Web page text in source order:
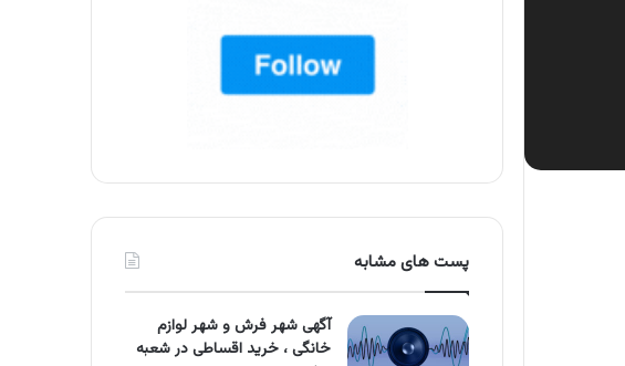
پست های مشابه
آگهی شهر فرش و شهر لوازم
خانگی ، خرید اقساطی در شعبه